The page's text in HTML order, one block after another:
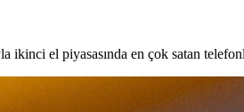
ikinci el piyasasında en çok satan